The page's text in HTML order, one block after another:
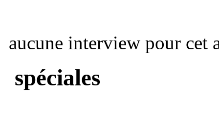
aucune interview pour cet
spéciales